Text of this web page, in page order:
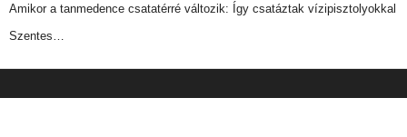
Amikor a tanmedence csatatérré változik: Így csatáztak vízipisztolyokkal
Szentes…